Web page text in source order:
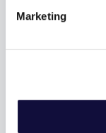
Marketing